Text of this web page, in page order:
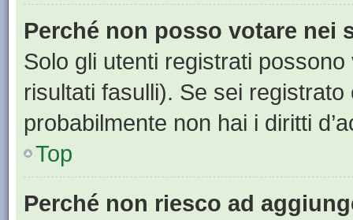
Perché non posso votare nei
Solo gli utenti registrati
risultati fasulli). Se sei
probabilmente non hai i diritti
Top
Perché non riesco ad